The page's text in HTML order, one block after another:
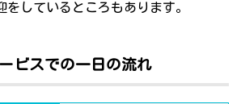
をしているところもあります。
ビスでの一日の流れ